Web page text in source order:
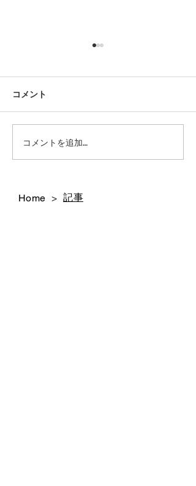
今後のシューリペアにつ
いて｜42ND ROYAL
コメント
コメントを追加…
Home > 記事